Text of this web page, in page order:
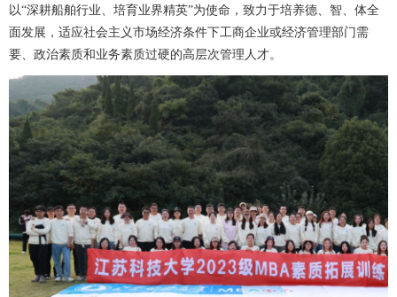
以“深耕船舶行业、培育业界精英”为使命，致力于培养德、智、体全
面发展，适应社会主义市场经济条件下工商企业或经济管理部门需
要、政治素质和业务素质过硬的高层次管理人才。